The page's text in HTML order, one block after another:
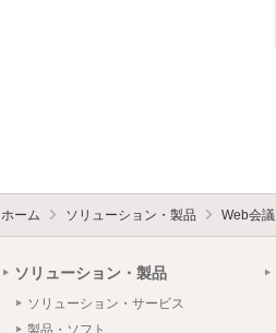
ホーム ソリューション・製品 Web会議
ソリューション・製品
ソリューション・サービス